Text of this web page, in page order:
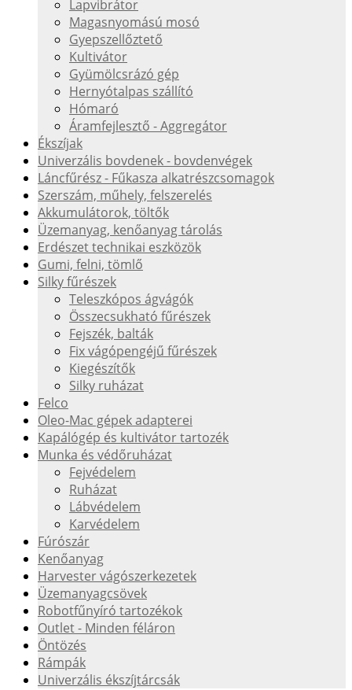
Lapvibrátor
Magasnyomású mosó
Gyepszellőztető
Kultivátor
Gyümölcsrázó gép
Hernyótalpas szállító
Hómaró
Áramfejlesztő - Aggregátor
Ékszíjak
Univerzális bovdenek - bovdenvégek
Láncfűrész - Fűkasza alkatrészcsomagok
Szerszám, műhely, felszerelés
Akkumulátorok, töltők
Üzemanyag, kenőanyag tárolás
Erdészet technikai eszközök
Gumi, felni, tömlő
Silky fűrészek
Teleszkópos ágvágók
Összecsukható fűrészek
Fejszék, balták
Fix vágópengéjű fűrészek
Kiegészítők
Silky ruházat
Felco
Oleo-Mac gépek adapterei
Kapálógép és kultivátor tartozék
Munka és védőruházat
Fejvédelem
Ruházat
Lábvédelem
Karvédelem
Fúrószár
Kenőanyag
Harvester vágószerkezetek
Üzemanyagcsövek
Robotfűnyíró tartozékok
Outlet - Minden féláron
Öntözés
Rámpák
Univerzális ékszíjtárcsák